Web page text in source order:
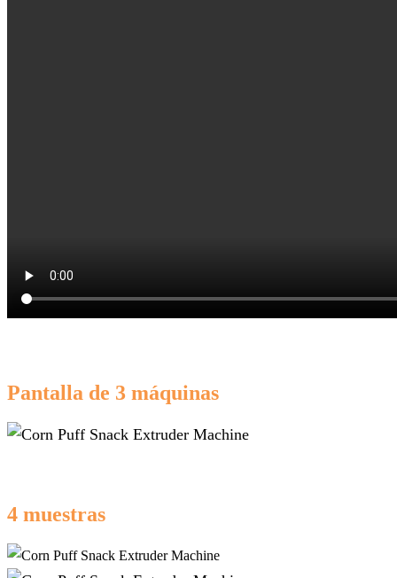
Pantalla de 3 máquinas
4 muestras